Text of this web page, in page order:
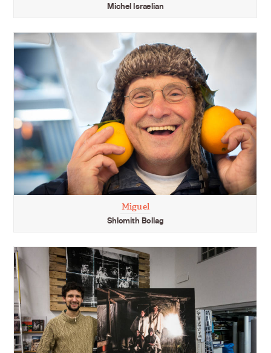
Michel Israelian
Miguel
Shlomith Bollag